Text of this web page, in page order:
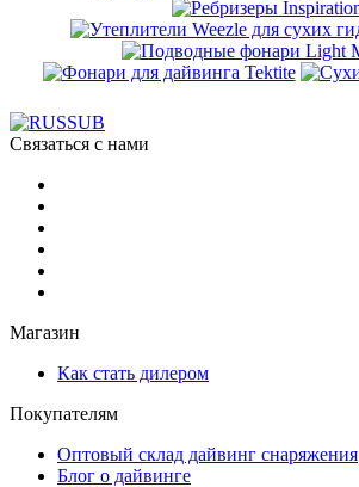
Связаться с нами
Магазин
Как стать дилером
Покупателям
Оптовый склад дайвинг снаряжения
Блог о дайвинге